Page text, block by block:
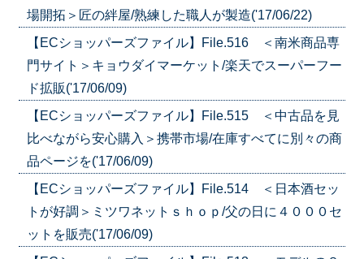
場開拓＞匠の絆屋/熟練した職人が製造('17/06/22)
【ECショッパーズファイル】File.516 ＜南米商品専
門サイト＞キョウダイマーケット/楽天でスーパーフー
ド拡販('17/06/09)
【ECショッパーズファイル】File.515 ＜中古品を見
比べながら安心購入＞携帯市場/在庫すべてに別々の商
品ページを('17/06/09)
【ECショッパーズファイル】File.514 ＜日本酒セッ
トが好調＞ミツワネットｓｈｏｐ/父の日に４０００セ
ットを販売('17/06/09)